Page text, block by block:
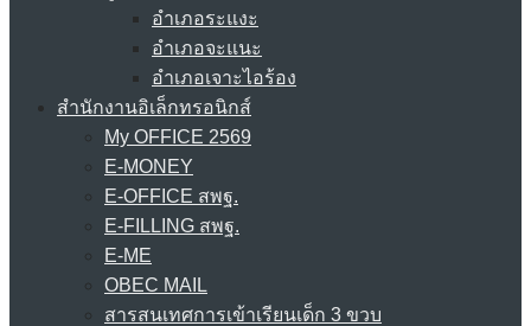
อำเภอระแงะ
อำเภอจะแนะ
อำเภอเจาะไอร้อง
สำนักงานอิเล็กทรอนิกส์
My OFFICE 2569
E-MONEY
E-OFFICE สพฐ.
E-FILLING สพฐ.
E-ME
OBEC MAIL
สารสนเทศการเข้าเรียนเด็ก 3 ขวบ